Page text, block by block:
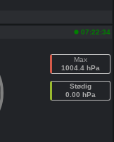
07:22:34
Max
1004.4 hPa
Stødig
0.00 hPa